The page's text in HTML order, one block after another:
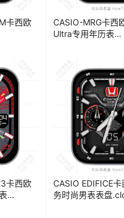
卡西欧
CASIO-MRG卡西
Ultra专用年历表
卡西欧
CASIO EDIFICE
务时尚男表表盘